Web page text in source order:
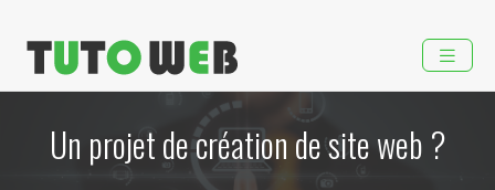
Un projet de création de site web ?